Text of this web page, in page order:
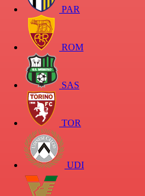
PAR
ROM
SAS
TOR
UDI